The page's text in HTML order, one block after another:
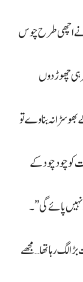
اچھی طرح چوس
ہی چھوڑ دوں
نہ بناوے تو
چود چود کے
پائے گی”۔
لگ رہا تھا… مجھے